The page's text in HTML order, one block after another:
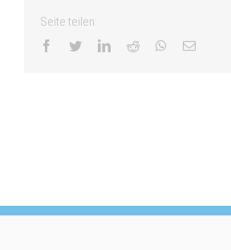
Seite teilen:
facebooktwitterlinkedinreddit whatsappEmail